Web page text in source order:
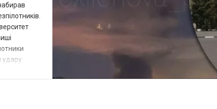
удару